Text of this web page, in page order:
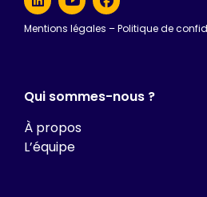
Mentions légales –Politique de
Qui sommes-nous ?
À propos
L’équipe